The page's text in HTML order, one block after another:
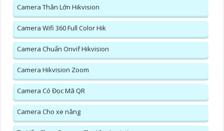
Camera Thân Lớn Hikvision
Camera Wifi 360 Full Color Hik
Camera Chuẩn Onvif Hikvision
Camera Hikvision Zoom
Camera Có Đọc Mã QR
Camera Cho xe nâng